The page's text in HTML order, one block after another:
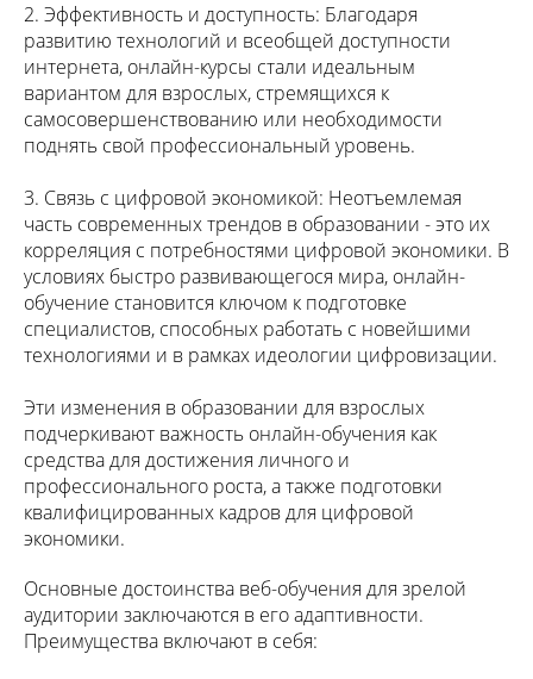
2. Эффективность и доступность: Благодаря
развитию технологий и всеобщей доступности
интернета, онлайн-курсы стали идеальным
вариантом для взрослых, стремящихся к
самосовершенствованию или необходимости
поднять свой профессиональный уровень.
3. Связь с цифровой экономикой: Неотъемлемая
часть современных трендов в образовании - это их
корреляция с потребностями цифровой экономики. В
условиях быстро развивающегося мира, онлайн-
обучение становится ключом к подготовке
специалистов, способных работать с новейшими
технологиями и в рамках идеологии цифровизации.
Эти изменения в образовании для взрослых
подчеркивают важность онлайн-обучения как
средства для достижения личного и
профессионального роста, а также подготовки
квалифицированных кадров для цифровой
экономики.
Основные достоинства веб-обучения для зрелой
аудитории заключаются в его адаптивности.
Преимущества включают в себя: